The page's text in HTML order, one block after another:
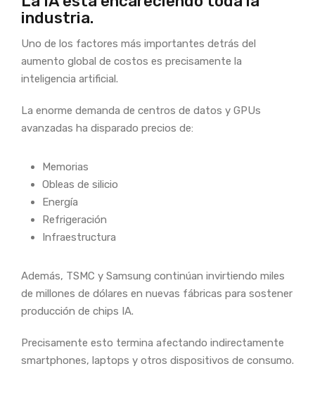
industria.
Uno de los factores más importantes detrás del
aumento global de costos es precisamente la
inteligencia artificial.
La enorme demanda de centros de datos y GPUs
avanzadas ha disparado precios de:
Memorias
Obleas de silicio
Energía
Refrigeración
Infraestructura
Además, TSMC y Samsung continúan invirtiendo miles
de millones de dólares en nuevas fábricas para sostener
producción de chips IA.
Precisamente esto termina afectando indirectamente
smartphones, laptops y otros dispositivos de consumo.